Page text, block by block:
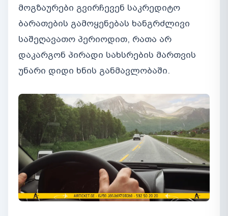
მოგზაურები გვირჩევენ საკრედიტო
ბარათების გამოყენებას ხანგრძლივი
საშეღავათო პერიოდით, რათა არ
დაკარგონ პირადი სახსრების მართვის
უნარი დიდი ხნის განმავლობაში.